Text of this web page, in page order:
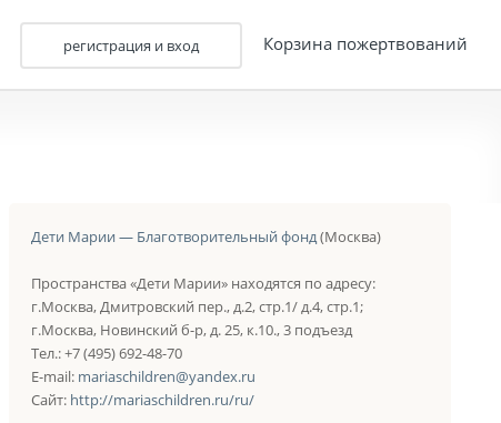
регистрация и вход Корзина пожертвований
Дети Марии — Благотворительный фонд(Москва)
Пространства «Дети Марии» находятся по адресу:
г.Москва, Дмитровский пер., д.2, стр.1/ д.4, стр.1;
г.Москва, Новинский б-р, д. 25, к.10., 3 подъезд
Тел.: +7 (495) 692-48-70
E-mail: mariaschildren@yandex.ru
Сайт: http://mariaschildren.ru/ru/